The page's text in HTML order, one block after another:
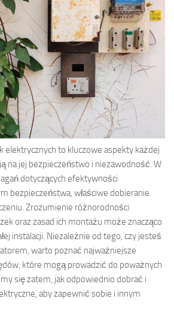
elektrycznych to kluczowe aspekty każdej
na jej bezpieczeństwo i niezawodność. W
dotyczących efektywności
bezpieczeństwa, właściwe dobieranie
Zrozumienie różnorodności
oraz zasad ich montażu może znacząco
instalacji. Niezależnie od tego, czy jesteś
warto poznać najważniejsze
które mogą prowadzić do poważnych
się zatem, jak odpowiednio dobrać i
aby zapewnić sobie i innym